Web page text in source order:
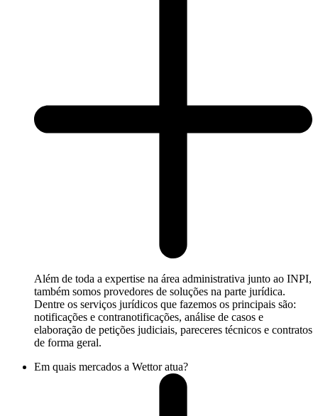
Além de toda a expertise na área administrativa junto ao INPI,
também somos provedores de soluções na parte jurídica.
Dentre os serviços jurídicos que fazemos os principais são:
notificações e contranotificações, análise de casos e
elaboração de petições judiciais, pareceres técnicos e contratos
de forma geral.
Em quais mercados a Wettor atua?